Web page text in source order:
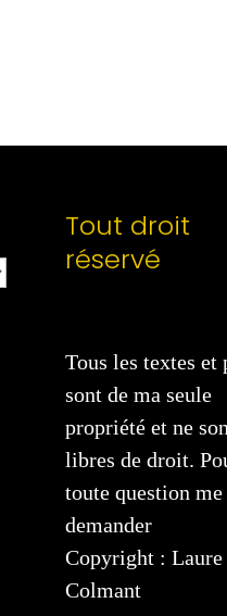
Tout droit
réservé
Tous les textes et
sont de ma seule
propriété et ne
libres de droit.
toute question me
demander
Copyright : Laure
Colmant